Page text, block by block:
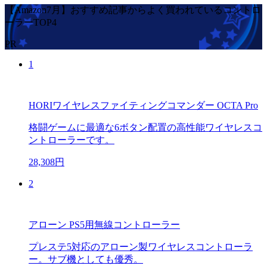
【Amazon7月】おすすめ記事からよく買われているコントロ
ーラーTOP4
PR
1
HORIワイヤレスファイティングコマンダー OCTA Pro
格闘ゲームに最適な6ボタン配置の高性能ワイヤレスコ
ントローラーです。
28,308円
2
アローン PS5用無線コントローラー
プレステ5対応のアローン製ワイヤレスコントローラ
ー。サブ機としても優秀。